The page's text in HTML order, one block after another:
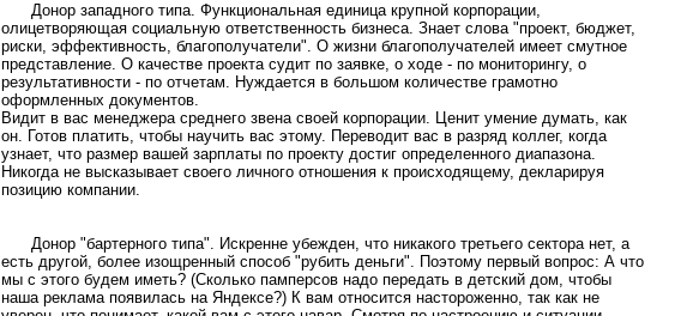
Донор западного типа. Функциональная единица крупной корпорации,
олицетворяющая социальную ответственность бизнеса. Знает слова "проект, бюджет,
риски, эффективность, благополучатели". О жизни благополучателей имеет смутное
представление. О качестве проекта судит по заявке, о ходе - по мониторингу, о
результативности - по отчетам. Нуждается в большом количестве грамотно
оформленных документов.
Видит в вас менеджера среднего звена своей корпорации. Ценит умение думать, как
он. Готов платить, чтобы научить вас этому. Переводит вас в разряд коллег, когда
узнает, что размер вашей зарплаты по проекту достиг определенного диапазона.
Никогда не высказывает своего личного отношения к происходящему, декларируя
позицию компании.
Донор "бартерного типа". Искренне убежден, что никакого третьего сектора нет, а
есть другой, более изощренный способ "рубить деньги". Поэтому первый вопрос: А что
мы с этого будем иметь? (Сколько памперсов надо передать в детский дом, чтобы
наша реклама появилась на Яндексе?) К вам относится настороженно, так как не